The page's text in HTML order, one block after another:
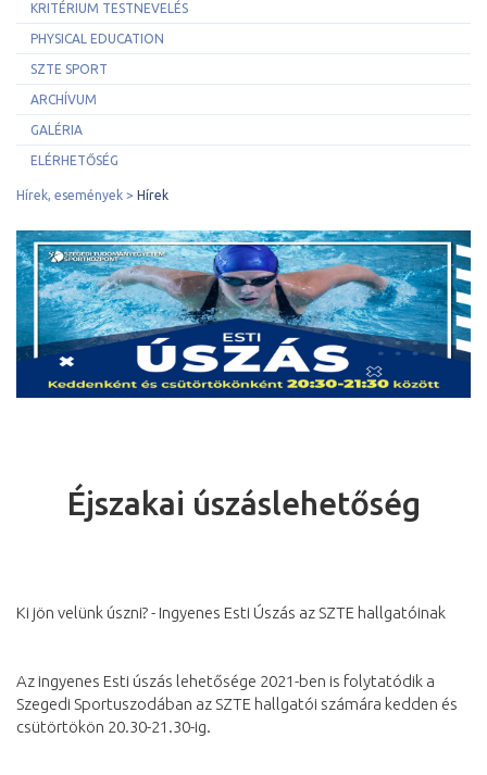
KRITÉRIUM TESTNEVELÉS
PHYSICAL EDUCATION
SZTE SPORT
ARCHÍVUM
GALÉRIA
ELÉRHETŐSÉG
Hírek, események Hírek
Éjszakai úszáslehetőség
Ki jön velünk úszni? - Ingyenes Esti Úszás az SZTE hallgatóinak
Az ingyenes Esti úszás lehetősége 2021-ben is folytatódik a
Szegedi Sportuszodában az SZTE hallgatói számára kedden és
csütörtökön 20.30-21.30-ig.